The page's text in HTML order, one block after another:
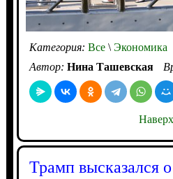
Категория: Все\Экономика
Автор: Нина Ташевская
Наверх
Трамп высказался